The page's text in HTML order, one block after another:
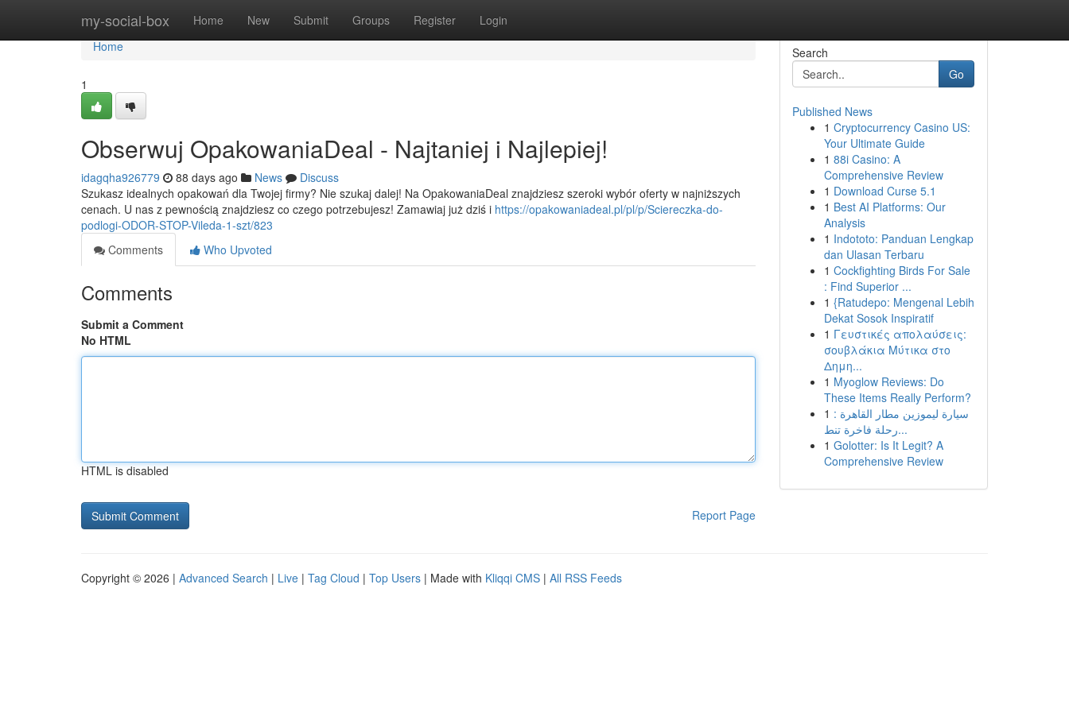
my-social-box Home New Submit Groups Register Login
Home
Home
1
Obserwuj OpakowaniaDeal - Najtaniej i Najlepiej!
idagqha926779 88 days ago News
Discuss
Szukasz idealnych opakowań dla Twojej firmy? Nie szukaj dalej! Na OpakowaniaDeal znajdziesz szeroki wybór oferty w najniższych
cenach. U nas z pewnością znajdziesz co czego potrzebujesz! Zamawiaj już dziś i https://opakowaniadeal.pl/pl/p/Sciereczka-do-
podlogi-ODOR-STOP-Vileda-1-szt/823
Comments
Who Upvoted
Comments
Submit a Comment
No HTML
HTML is disabled
Report Page
Search
Go
Published News
1 Cryptocurrency Casino US:
Your Ultimate Guide
1 88i Casino: A
Comprehensive Review
1 Download Curse 5.1
1 Best AI Platforms: Our
Analysis
1 Indototo: Panduan Lengkap
dan Ulasan Terbaru
1 Cockfighting Birds For Sale
: Find Superior ...
1 {Ratudepo: Mengenal Lebih
Dekat Sosok Inspiratif
1 Γευστικές απολαύσεις:
σουβλάκια Μύτικα στο
Δημη...
1 Myoglow Reviews: Do
These Items Really Perform?
1 سيارة ليموزين مطار القاهرة :
رحلة فاخرة تنط...
1 Golotter: Is It Legit? A
Comprehensive Review
Copyright © 2026 | Advanced Search | Live | Tag Cloud | Top Users | Made with Kliqqi CMS | All RSS Feeds